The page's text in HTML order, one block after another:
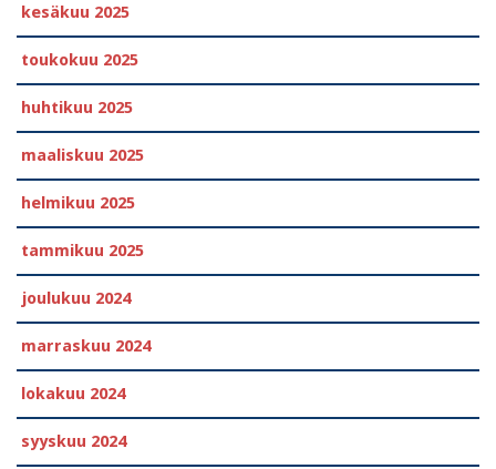
kesäkuu 2025
toukokuu 2025
huhtikuu 2025
maaliskuu 2025
helmikuu 2025
tammikuu 2025
joulukuu 2024
marraskuu 2024
lokakuu 2024
syyskuu 2024